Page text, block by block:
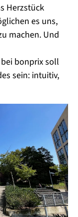
Herzstück
es uns,
machen. Und
bonprix soll
sein: intuitiv,